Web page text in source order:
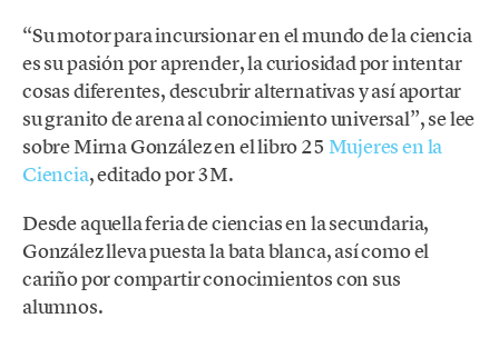
“Su motor para incursionar en el mundo de la ciencia
es su pasión por aprender, la curiosidad por intentar
cosas diferentes, descubrir alternativas y así aportar
su granito de arena al conocimiento universal”, se lee
sobre Mirna González en el libro 25 Mujeres en la
Ciencia, editado por 3M.
Desde aquella feria de ciencias en la secundaria,
González lleva puesta la bata blanca, así como el
cariño por compartir conocimientos con sus
alumnos.